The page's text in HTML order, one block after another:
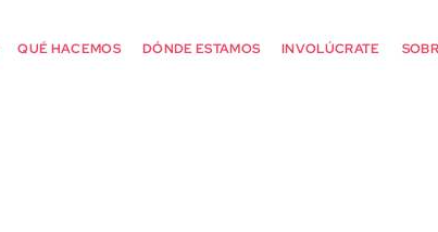
QUÉ HACEMOS DÓNDE ESTAMOS INVOLÚCRATE